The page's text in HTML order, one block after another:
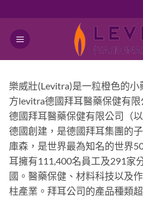
樂威壯(Levitra)是一粒橙色的小
方levitra德國拜耳醫藥保健有
德國拜耳醫藥保健有限公司（
德國創建，是德國拜耳集團的
庫森，是世界最為知名的世界
耳擁有111,400名員工及291家
國。醫藥保健、材料科技以及
柱產業。拜耳公司的產品種類